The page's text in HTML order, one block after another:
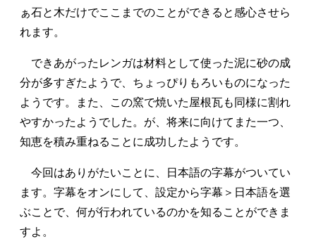
ぁ石と木だけでここまでのことができると感心させら
れます。
できあがったレンガは材料として使った泥に砂の成
分が多すぎたようで、ちょっぴりもろいものになった
ようです。また、この窯で焼いた屋根瓦も同様に割れ
やすかったようでした。が、将来に向けてまた一つ、
知恵を積み重ねることに成功したようです。
今回はありがたいことに、日本語の字幕がついてい
ます。字幕をオンにして、設定から字幕＞日本語を選
ぶことで、何が行われているのかを知ることができま
すよ。